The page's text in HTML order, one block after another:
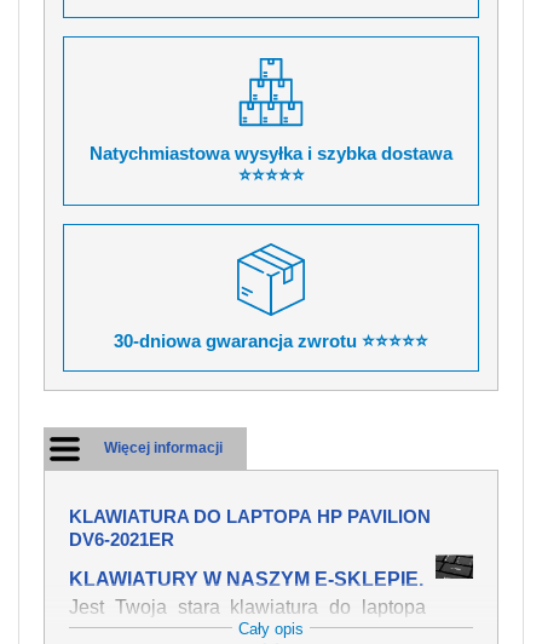
Natychmiastowa wysyłka i szybka dostawa
⭐⭐⭐⭐⭐
30-dniowa gwarancja zwrotu ⭐⭐⭐⭐⭐
Więcej informacji
KLAWIATURA DO LAPTOPA HP PAVILION
DV6-2021ER
KLAWIATURY W NASZYM E-SKLEPIE.
Jest Twoja stara klawiatura do laptopa
HP Pavilion dv6-2021er mechanicznie
Cały opis